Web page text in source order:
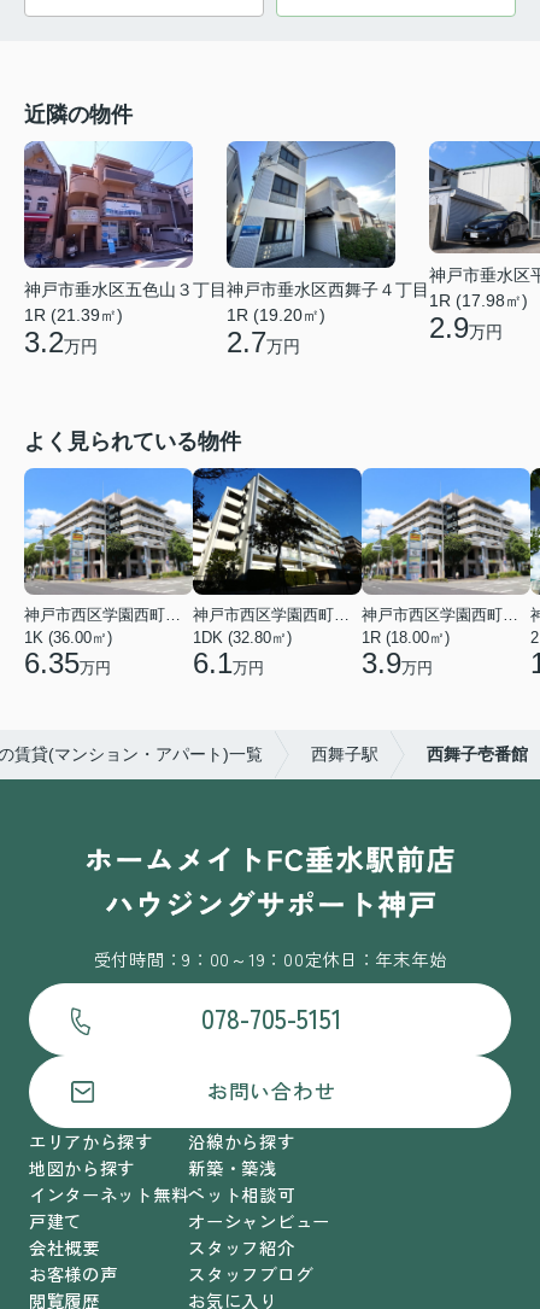
近隣の物件
神戸市垂水区五色山３丁目
1R (21.39㎡)
3.2万円
神戸市垂水区西舞子４丁目
1R (19.20㎡)
2.7万円
神戸市垂水区
1R (17.98㎡)
2.9万円
よく見られている物件
神戸市西区学園西町４丁目
1K (36.00㎡)
6.35万円
神戸市西区学園西町７丁目
1DK (32.80㎡)
6.1万円
神戸市西区学園西町４丁目
1R (18.00㎡)
3.9万円
賃貸(マンション・アパート)一覧 西舞子駅 西舞子壱番館
受付時間：9：00～19：00定休日：年末年始
078-705-5151
お問い合わせ
エリアから探す
地図から探す
インターネット無料
戸建て
会社概要
お客様の声
閲覧履歴
沿線から探す
新築・築浅
ペット相談可
オーシャンビュー
スタッフ紹介
スタッフブログ
お気に入り